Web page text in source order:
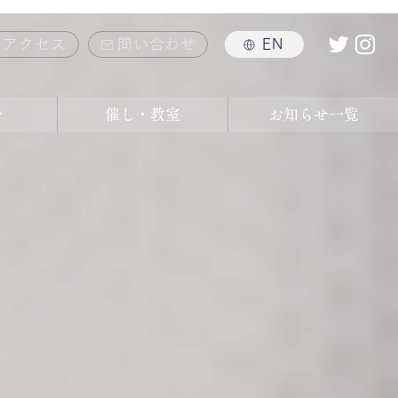
アクセス 問い合わせ EN
催し・教室 お知らせ一覧